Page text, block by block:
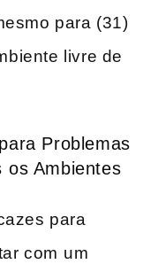
para (31)
livre de
Problemas
os Ambientes
para
com ⁣um